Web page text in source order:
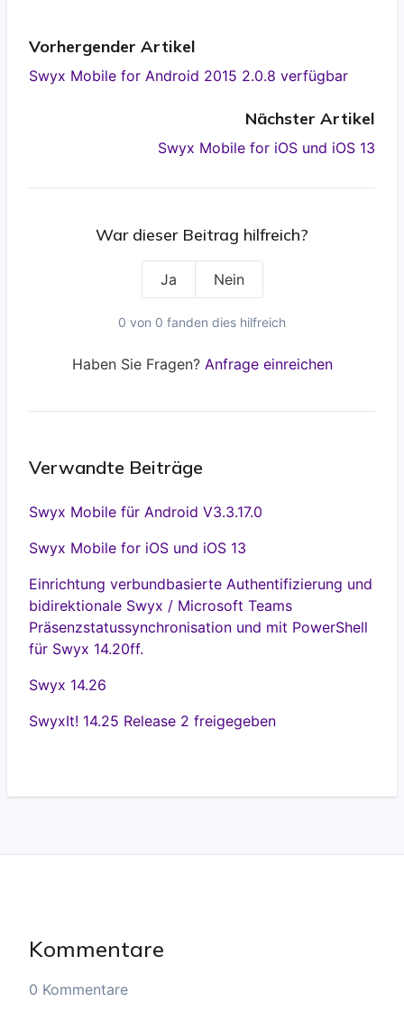
Vorhergender Artikel
Swyx Mobile for Android 2015 2.0.8 verfügbar
Nächster Artikel
Swyx Mobile for iOS und iOS 13
War dieser Beitrag hilfreich?
Ja Nein
0 von 0 fanden dies hilfreich
Haben Sie Fragen? Anfrage einreichen
Verwandte Beiträge
Swyx Mobile für Android V3.3.17.0
Swyx Mobile for iOS und iOS 13
Einrichtung verbundbasierte Authentifizierung und
bidirektionale Swyx / Microsoft Teams
Präsenzstatussynchronisation und mit PowerShell
für Swyx 14.20ff.
Swyx 14.26
SwyxIt! 14.25 Release 2 freigegeben
Kommentare
0 Kommentare